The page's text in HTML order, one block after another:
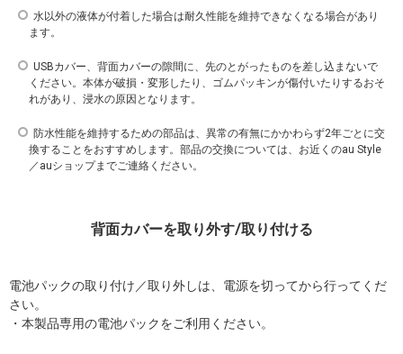
水以外の液体が付着した場合は耐久性能を維持できなくなる場合があり
ます。
USBカバー、背面カバーの隙間に、先のとがったものを差し込まないで
ください。本体が破損・変形したり、ゴムパッキンが傷付いたりするおそ
れがあり、浸水の原因となります。
防水性能を維持するための部品は、異常の有無にかかわらず2年ごとに交
換することをおすすめします。部品の交換については、お近くのau Style
／auショップまでご連絡ください。
背面カバーを取り外す/取り付ける
電池パックの取り付け／取り外しは、電源を切ってから行ってくだ
さい。
・本製品専用の電池パックをご利用ください。